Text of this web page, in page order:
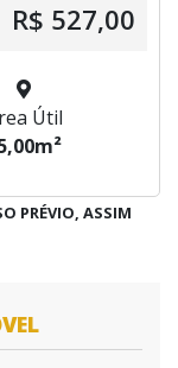
R$ 527,00
Útil
PRÉVIO, ASSIM